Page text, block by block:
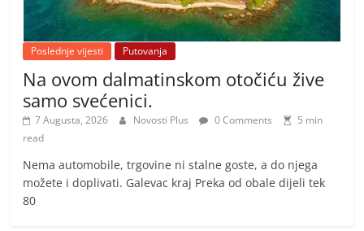
Poslednje vijesti Putovanja
Na ovom dalmatinskom otočiću žive
samo svećenici.
7 Augusta, 2026 Novosti Plus 0 Comments
5 min
read
Nema automobile, trgovine ni stalne goste, a do njega
možete i doplivati. Galevac kraj Preka od obale dijeli tek
80